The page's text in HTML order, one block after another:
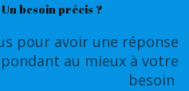
besoin précis ?
pour avoir une réponse
au mieux à votre
besoin